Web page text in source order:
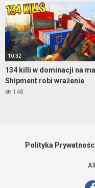
10:32
134 killi w dominacji na
Shipment robi wrażenie
148
Polityka